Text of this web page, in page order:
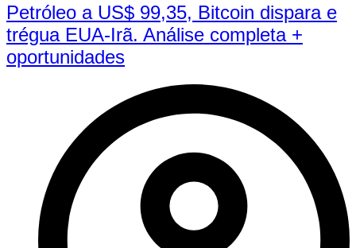
Petróleo a US$ 99,35, Bitcoin dispara e
trégua EUA-Irã. Análise completa +
oportunidades